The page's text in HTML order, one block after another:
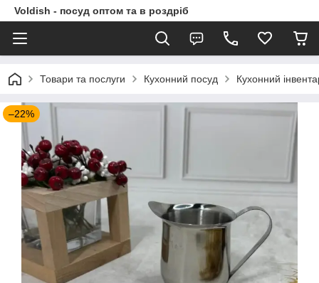
Voldish - посуд оптом та в роздріб
Товари та послуги Кухонний посуд Кухонний
–22%